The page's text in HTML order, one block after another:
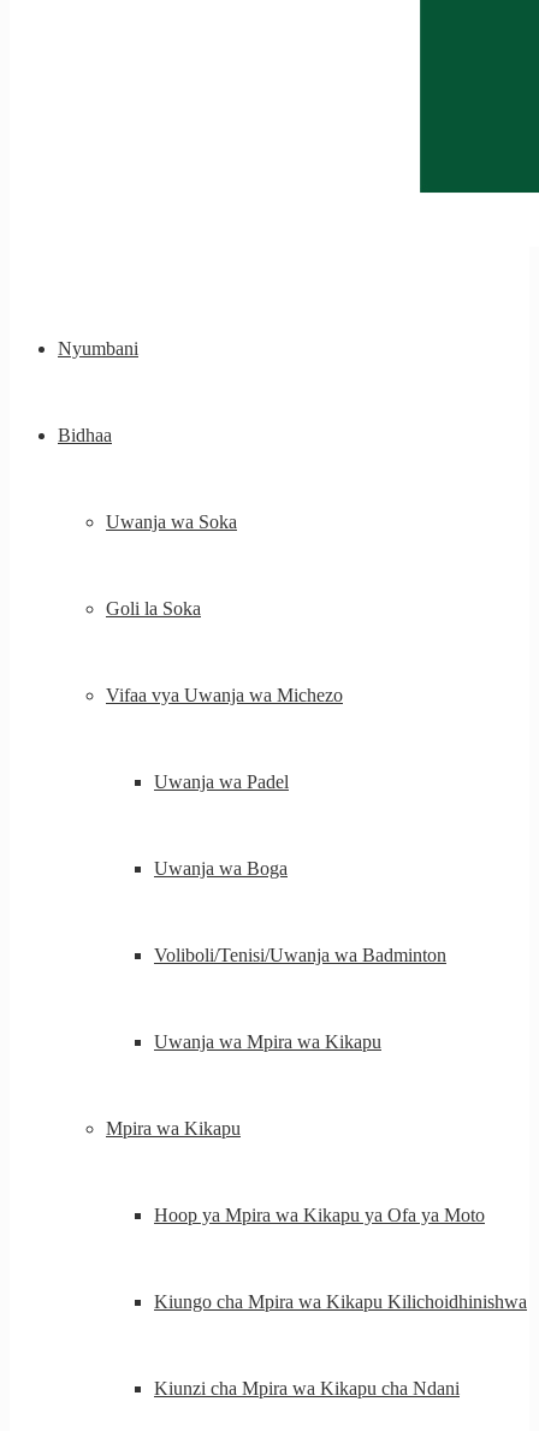
Nyumbani
Bidhaa
Uwanja wa Soka
Goli la Soka
Vifaa vya Uwanja wa Michezo
Uwanja wa Padel
Uwanja wa Boga
Voliboli/Tenisi/Uwanja wa Badminton
Uwanja wa Mpira wa Kikapu
Mpira wa Kikapu
Hoop ya Mpira wa Kikapu ya Ofa ya Moto
Kiungo cha Mpira wa Kikapu Kilichoidhinishwa
Kiunzi cha Mpira wa Kikapu cha Ndani